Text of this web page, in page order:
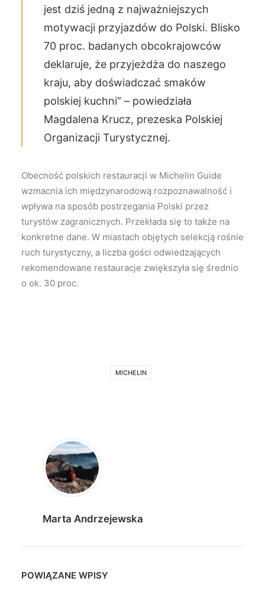
jest dziś jedną z najważniejszych
motywacji przyjazdów do Polski. Blisko
70 proc. badanych obcokrajowców
deklaruje, że przyjeżdża do naszego
kraju, aby doświadczać smaków
polskiej kuchni” – powiedziała
Magdalena Krucz, prezeska Polskiej
Organizacji Turystycznej.
Obecność polskich restauracji w Michelin Guide
wzmacnia ich międzynarodową rozpoznawalność i
wpływa na sposób postrzegania Polski przez
turystów zagranicznych. Przekłada się to także na
konkretne dane. W miastach objętych selekcją rośnie
ruch turystyczny, a liczba gości odwiedzających
rekomendowane restauracje zwiększyła się średnio
o ok. 30 proc.
MICHELIN
Marta Andrzejewska
POWIĄZANE WPISY